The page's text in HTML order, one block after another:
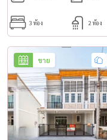
3 ห้อง 2 ห้อง
ขาย